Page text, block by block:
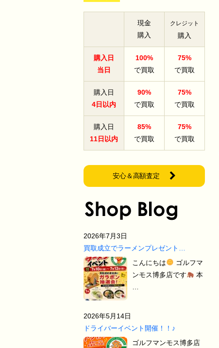
現金
購入
クレジット
購入
購入日
当日
100%
で買取
75%
で買取
購入日
4日以内
90%
で買取
75%
で買取
購入日
11日以内
85%
で買取
75%
で買取
安心＆高額査定
2026年7月3日
買取成立でラーメンプレゼント…
こんにちは
ゴルフマ
ンモス博多店です
本
2026年5月14日
ドライバーイベント開催！！♪
ゴルフマンモス博多店